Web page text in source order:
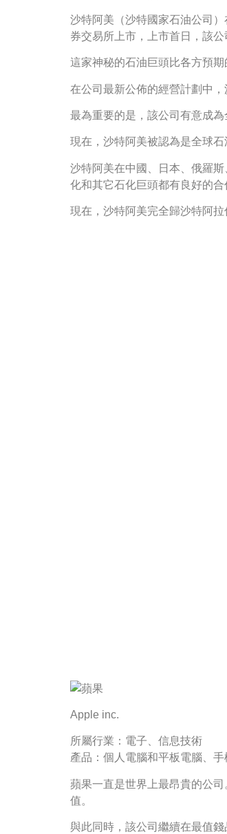
沙特阿美（沙特國家石油公司
券交易所上市，上市首日，該公
這家神秘的石油巨頭比各方預
在公司最新公佈的經營計劃中
最為重要的是，該公司有意成為
現在，沙特阿美被認為是全球石
沙特阿美在中國、日本、俄羅
化和其它石化巨頭都有良好的合
現在，沙特阿美完全歸沙特阿
Apple inc.
所屬行業：電子、信息技術
產品：個人電腦和平板電腦、
蘋果一直是世界上最昂貴的公
值。
與此同時，該公司繼續在最值錢